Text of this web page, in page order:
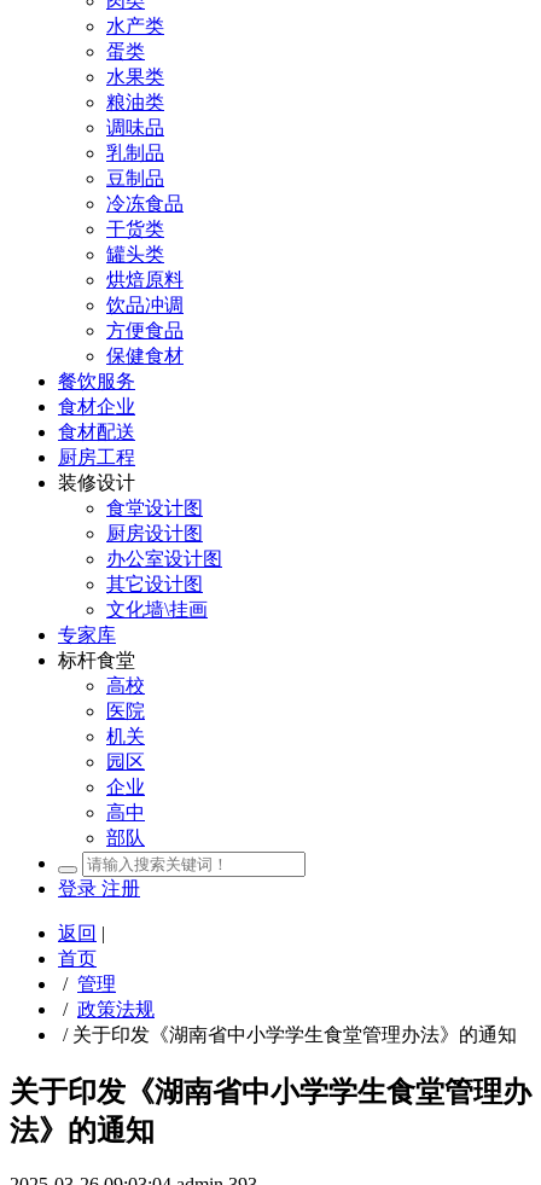
水产类
蛋类
水果类
粮油类
调味品
乳制品
豆制品
冷冻食品
干货类
罐头类
烘焙原料
饮品冲调
方便食品
保健食材
餐饮服务
食材企业
食材配送
厨房工程
装修设计
食堂设计图
厨房设计图
办公室设计图
其它设计图
文化墙\挂画
专家库
标杆食堂
高校
医院
机关
园区
企业
高中
部队
登录 注册
返回 |
首页
/ 管理
/ 政策法规
/ 关于印发《湖南省中小学学生食堂管理办法》的通知
关于印发《湖南省中小学学生食堂管理办
法》的通知